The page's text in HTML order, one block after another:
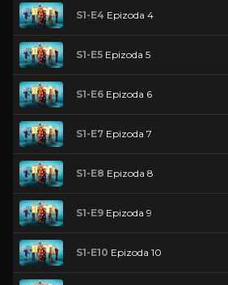
S1-E4 Epizoda 4
S1-E5 Epizoda 5
S1-E6 Epizoda 6
S1-E7 Epizoda 7
S1-E8 Epizoda 8
S1-E9 Epizoda 9
S1-E10 Epizoda 10